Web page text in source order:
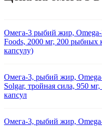
Омега-3 рыбий жир,
Foods, 2000 мг, 200 рыбных
капсулу)
Омега-3, рыбий жир,
Solgar, тройная сила, 950
капсул
Омега-3, рыбий жир,